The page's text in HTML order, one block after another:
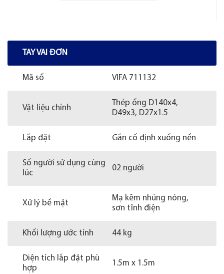
TAY VAI ĐƠN
Mã số VIFA 711132
Vật liệu chính
Thép ống D140x4,
D49x3, D27x1.5
Lắp đặt Gắn cố định xuống nền
Số người sử dụng cùng
lúc
02 người
Xử lý bề mặt
Mạ kẽm nhúng nóng,
sơn tĩnh điện
Khối lượng ước tính 44 kg
Diện tích lắp đặt phù
hợp
1.5m x 1.5m